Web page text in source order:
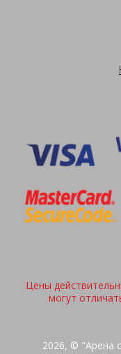
Цены
могут
2026, © "Арена